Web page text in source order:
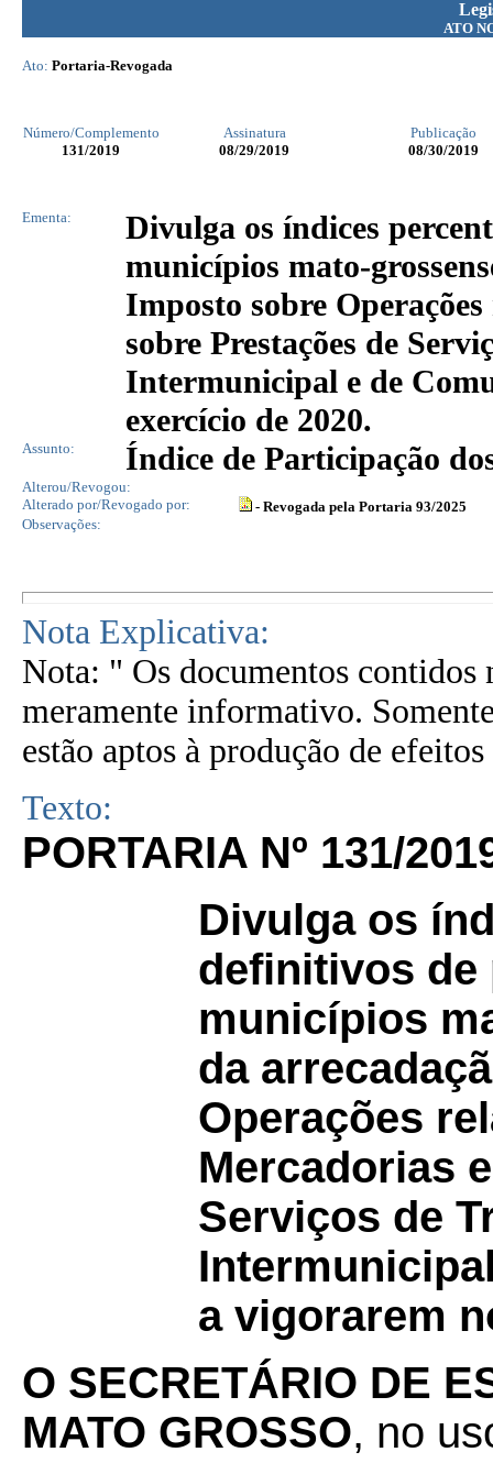
ATO
Ato: Portaria-Revogada
Número/Complemento Assinatura
Publicação
131/2019 08/29/2019 08/30/2019
Ementa:
Divulga os índices
municípios mato-
Imposto sobre
sobre Prestações de
Intermunicipal e de
exercício de 2020.
Assunto: Índice de Participação
Alterou/Revogou:
Alterado por/Revogado por:
- Revogada pela Portaria 93/2025
Observações:
Nota Explicativa:
Nota: " Os documentos contidos
meramente informativo.
estão aptos à produção de
Texto:
PORTARIA Nº 131/
Divulga os
definitivos de
municípios
da
Operações
Mercadorias
Serviços de
a vigorarem
O SECRETÁRIO DE
MATO GROSSO, no